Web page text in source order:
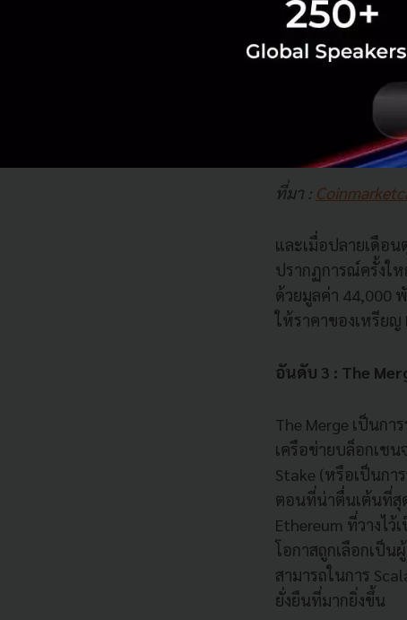
ที่มา :
และเมื่อปลายเดือน
ปรากฏการณ์ครั้งให
ด้วยมูลค่า 44,000
ให้ราคาของเหรียญ
อันดับ 3 : The
The Merge เป็นก
เครือข่ายบล็อกเช
Stake (หรือเป็นกา
ตอนที่น่าตื่นเต้นที่สุ
Ethereum ที่วางไว้
โอกาสถูกเลือกเป็น
สามารถในการ
ยั่งยืนที่มากยิ่งขึ้น